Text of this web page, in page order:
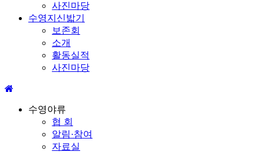
사진마당
수영지신밟기
보존회
소개
활동실적
사진마당
수영야류
협 회
알림·참여
자료실